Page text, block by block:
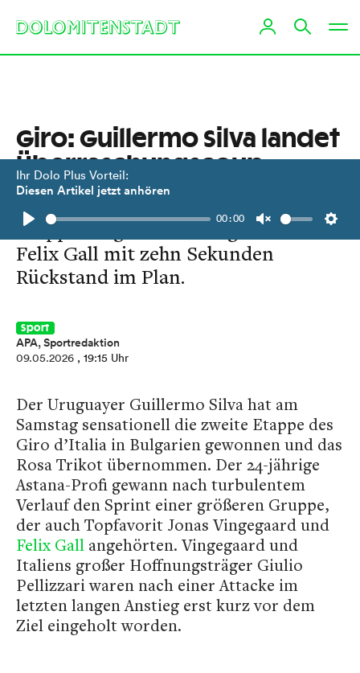
Ihr Dolo Plus Vorteil:
Diesen Artikel jetzt anhören
Play
00:00
Unmute
Giro: Guillermo Silva landet
Überraschungscoup
Der Uruguayer übernimmt nach
Etappensieg das Führungstrikot.
Felix Gall mit zehn Sekunden
Rückstand im Plan.
Sport
APA, Sportredaktion
09.05.2026 , 19:15 Uhr
Der Uruguayer Guillermo Silva hat am
Samstag sensationell die zweite Etappe des
Giro d’Italia in Bulgarien gewonnen und das
Rosa Trikot übernommen. Der 24-jährige
Astana-Profi gewann nach turbulentem
Verlauf den Sprint einer größeren Gruppe,
der auch Topfavorit Jonas Vingegaard und
Felix Gall angehörten. Vingegaard und
Italiens großer Hoffnungsträger Giulio
Pellizzari waren nach einer Attacke im
letzten langen Anstieg erst kurz vor dem
Ziel eingeholt worden.